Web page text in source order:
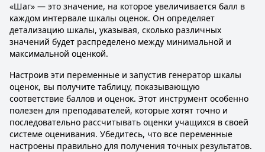
«Шаг» — это значение, на которое увеличивается балл в
каждом интервале шкалы оценок. Он определяет
детализацию шкалы, указывая, сколько различных
значений будет распределено между минимальной и
максимальной оценкой.
Настроив эти переменные и запустив генератор шкалы
оценок, вы получите таблицу, показывающую
соответствие баллов и оценок. Этот инструмент особенно
полезен для преподавателей, которые хотят точно и
последовательно рассчитывать оценки учащихся в своей
системе оценивания. Убедитесь, что все переменные
настроены правильно для получения точных результатов.